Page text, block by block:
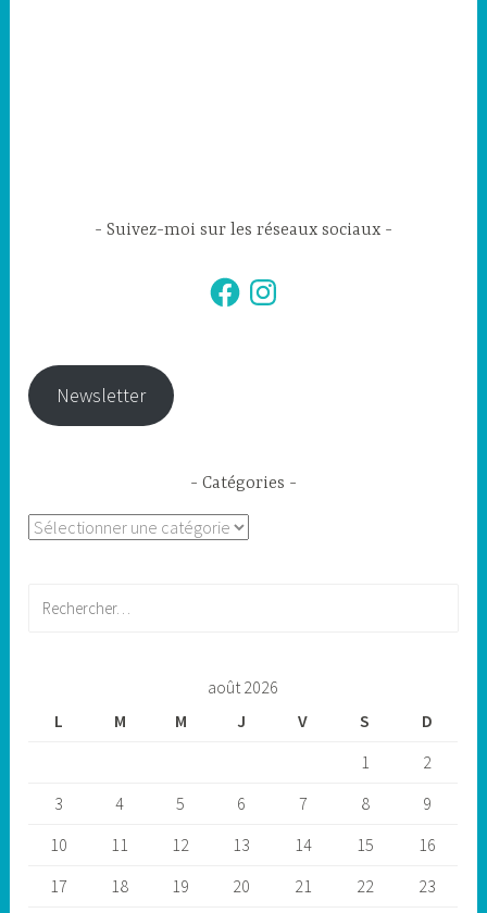
Suivez-moi sur les réseaux sociaux
FacebookInstagram
Newsletter
Catégories
Catégories
août 2026
L
M M J V S
D
1
2
3
4 5 6 7 8
9
10
11 12 13 14 15
16
17
18 19 20 21 22
23